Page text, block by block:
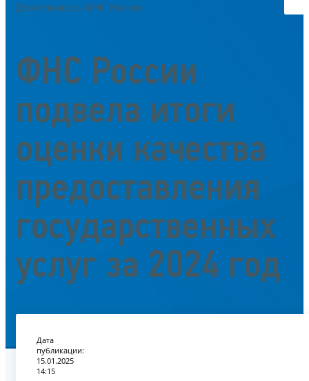
Деятельность ФНС России
ФНС России
подвела итоги
оценки качества
предоставления
государственных
услуг за 2024 год
Дата
публикации:
15.01.2025
14:15